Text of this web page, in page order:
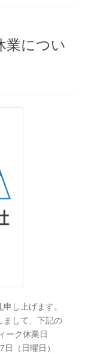
業につい
し上げます。
まして、下記の
ーク休業日
（日曜日）